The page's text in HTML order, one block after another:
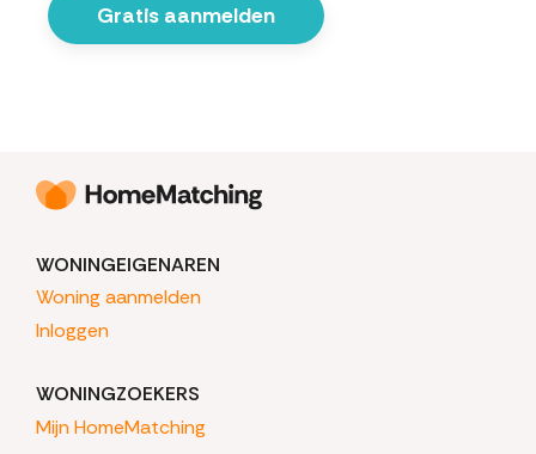
Gratis aanmelden
WONINGEIGENAREN
Woning aanmelden
Inloggen
WONINGZOEKERS
Mijn HomeMatching